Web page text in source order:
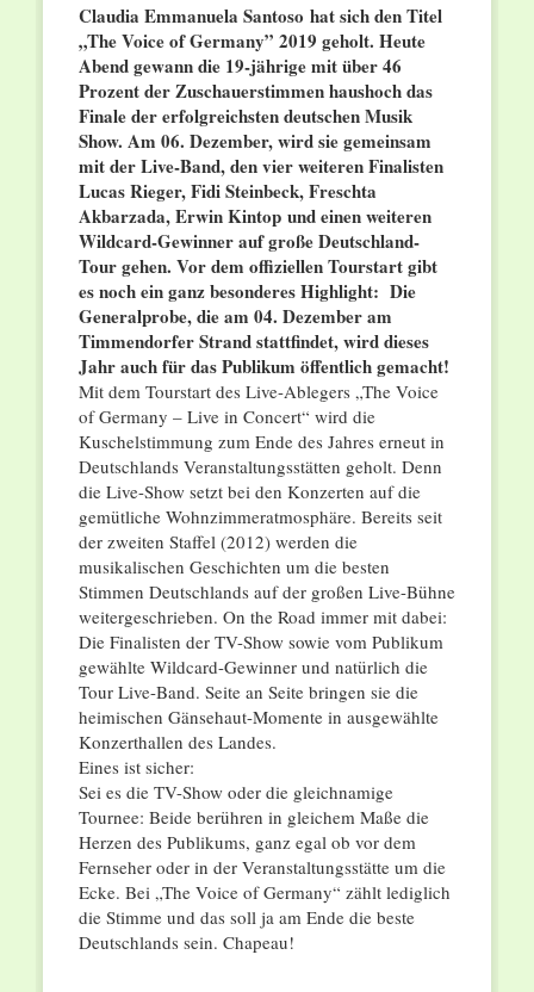
Claudia Emmanuela Santoso hat sich den Titel
„The Voice of Germany” 2019 geholt. Heute
Abend gewann die 19-jährige mit über 46
Prozent der Zuschauerstimmen haushoch das
Finale der erfolgreichsten deutschen Musik
Show. Am 06. Dezember, wird sie gemeinsam
mit der Live-Band, den vier weiteren Finalisten
Lucas Rieger, Fidi Steinbeck, Freschta
Akbarzada, Erwin Kintop und einen weiteren
Wildcard-Gewinner auf große Deutschland-
Tour gehen. Vor dem offiziellen Tourstart gibt
es noch ein ganz besonderes Highlight: Die
Generalprobe, die am 04. Dezember am
Timmendorfer Strand stattfindet, wird dieses
Jahr auch für das Publikum öffentlich gemacht!
Mit dem Tourstart des Live-Ablegers „The Voice
of Germany – Live in Concert“ wird die
Kuschelstimmung zum Ende des Jahres erneut in
Deutschlands Veranstaltungsstätten geholt. Denn
die Live-Show setzt bei den Konzerten auf die
gemütliche Wohnzimmeratmosphäre. Bereits seit
der zweiten Staffel (2012) werden die
musikalischen Geschichten um die besten
Stimmen Deutschlands auf der großen Live-Bühne
weitergeschrieben. On the Road immer mit dabei:
Die Finalisten der TV-Show sowie vom Publikum
gewählte Wildcard-Gewinner und natürlich die
Tour Live-Band. Seite an Seite bringen sie die
heimischen Gänsehaut-Momente in ausgewählte
Konzerthallen des Landes.
Eines ist sicher:
Sei es die TV-Show oder die gleichnamige
Tournee: Beide berühren in gleichem Maße die
Herzen des Publikums, ganz egal ob vor dem
Fernseher oder in der Veranstaltungsstätte um die
Ecke. Bei „The Voice of Germany“ zählt lediglich
die Stimme und das soll ja am Ende die beste
Deutschlands sein. Chapeau!